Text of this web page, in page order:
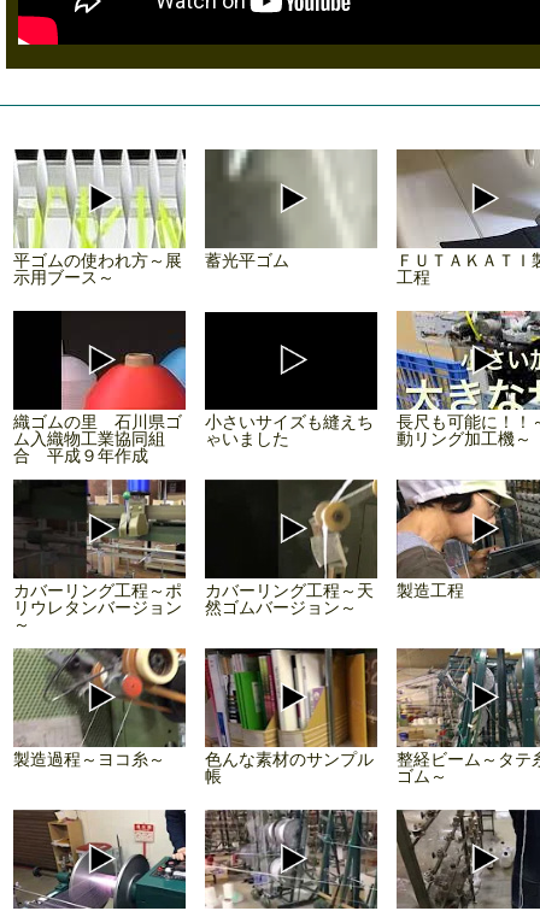
平ゴムの使われ方～展
示用ブース～
蓄光平ゴム
ＦＵＴＡＫＡＴＩ
工程
織ゴムの里 石川県ゴ
ム入織物工業協同組
合 平成９年作成
小さいサイズも縫えち
ゃいました
長尺も可能に！！
動リング加工機～
カバーリング工程～ポ
リウレタンバージョン
～
カバーリング工程～天
然ゴムバージョン～
製造工程
製造過程～ヨコ糸～
色んな素材のサンプル
帳
整経ビーム～タテ
ゴム～